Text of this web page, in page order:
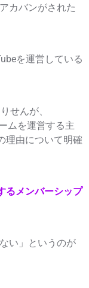
カバンがされた
を運営している
せんが、
ムを運営する主
理由について明確
るメンバーシップ
い」というのが